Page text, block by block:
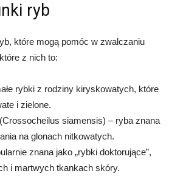
ryb
które mogą pomóc w zwalczaniu
z nich to:
rybki z rodziny kiryskowatych, które
i zielone.
siamensis) – ryba znana
na glonach nitkowatych.
znana jako „rybki doktorujące”,
i martwych tkankach skóry.